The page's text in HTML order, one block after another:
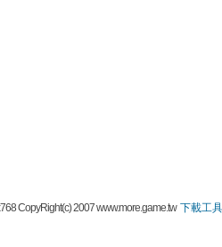
CopyRight(c) 2007 www.more.game.tw下載工